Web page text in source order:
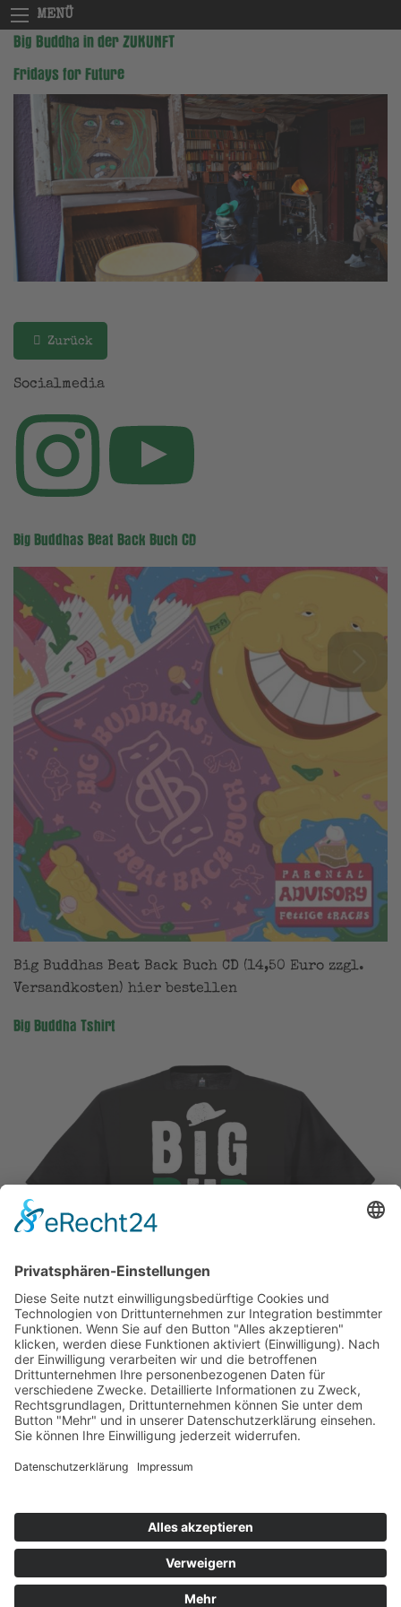
MENÜ
Big Buddha in der ZUKUNFT
Fridays for Future
Zurück
Socialmedia
Big Buddhas Beat Back Buch CD
Big Buddhas Beat Back Buch CD (14,50 Euro zzgl.
Versandkosten) hier bestellen
Big Buddha Tshirt
Tshirts XL / L / M / S (13,00 Euro zzgl.
Versandkosten) hier bestellen
© 2026 Big Buddha